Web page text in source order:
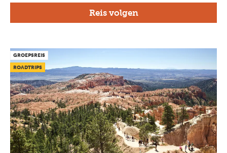
GROEPSREIS
ROADTRIPS